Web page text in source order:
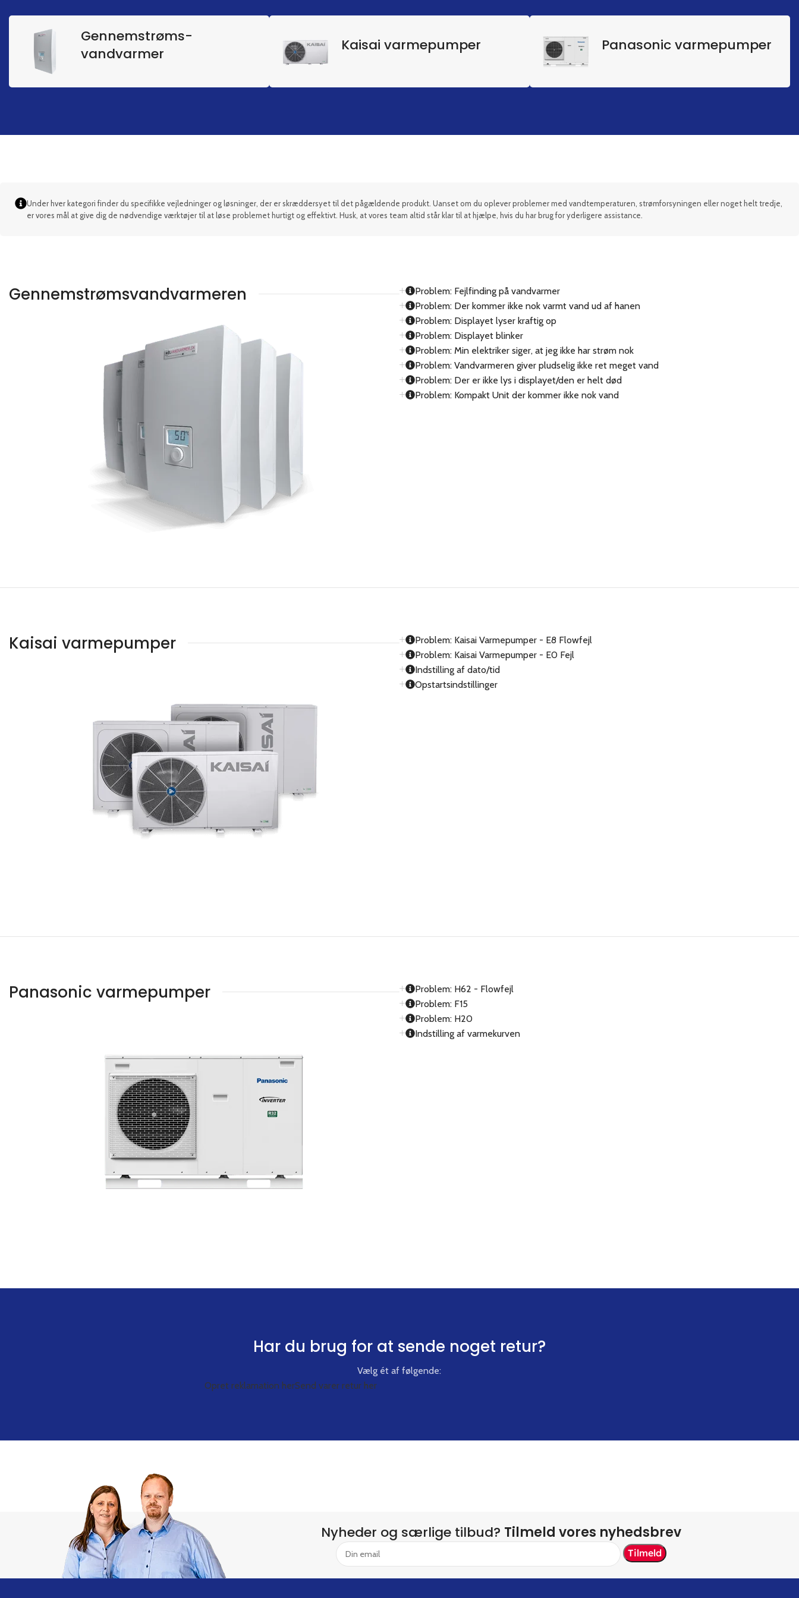
Gennemstrøms-
vandvarmer
Kaisai varmepumper Panasonic varmepumper
Under hver kategori finder du specifikke vejledninger og løsninger, der er skræddersyet til det pågældende produkt. Uanset om du oplever problemer med vandtemperaturen, strømforsyningen eller noget helt tredje,
er vores mål at give dig de nødvendige værktøjer til at løse problemet hurtigt og effektivt. Husk, at vores team altid står klar til at hjælpe, hvis du har brug for yderligere assistance.
Gennemstrømsvandvarmeren
Problem: Fejlfinding på vandvarmer
Problem: Der kommer ikke nok varmt vand ud af hanen
Problem: Displayet lyser kraftig op
Problem: Displayet blinker
Problem: Min elektriker siger, at jeg ikke har strøm nok
Problem: Vandvarmeren giver pludselig ikke ret meget vand
Problem: Der er ikke lys i displayet/den er helt død
Problem: Kompakt Unit der kommer ikke nok vand
Kaisai varmepumper
Problem: Kaisai Varmepumper - E8 Flowfejl
Problem: Kaisai Varmepumper - E0 Fejl
Indstilling af dato/tid
Opstartsindstillinger
Panasonic varmepumper
Problem: H62 - Flowfejl
Problem: F15
Problem: H20
Indstilling af varmekurven
Har du brug for at sende noget retur?
Vælg ét af følgende:
Opret reklamation herSend varer retur her
Nyheder og særlige tilbud? Tilmeld vores nyhedsbrev